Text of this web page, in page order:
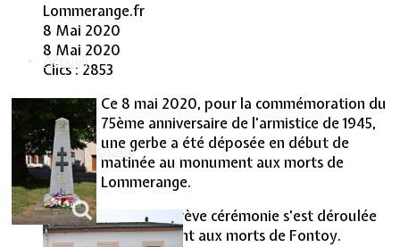
Accueil
Vie Municipale
Lommerange.fr
8 Mai 2020
8 Mai 2020
Clics : 2853
Ce 8 mai 2020, pour la commémoration du
75ème anniversaire de l'armistice de 1945,
une gerbe a été déposée en début de
matinée au monument aux morts de
Lommerange.
A 11 h, une brève cérémonie s’est déroulée
au monument aux morts de Fontoy.